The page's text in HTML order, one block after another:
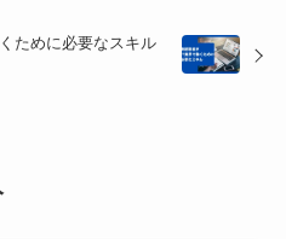
ために必要なスキル